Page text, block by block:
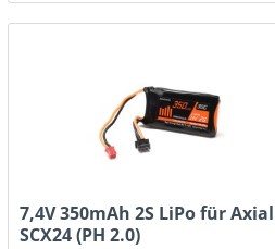
7,4V 350mAh 2S LiPo für Axial
SCX24 (PH 2.0)